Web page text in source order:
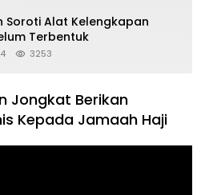
Soroti Alat Kelengkapan
Terbentuk
3253
Jongkat Berikan
Kepada Jamaah Haji